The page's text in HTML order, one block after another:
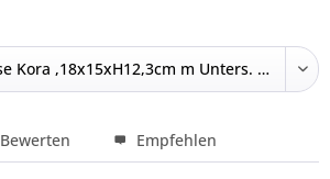
Bewerten Empfehlen